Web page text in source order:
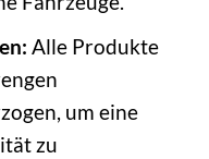
Alle Produkte
um eine
zu